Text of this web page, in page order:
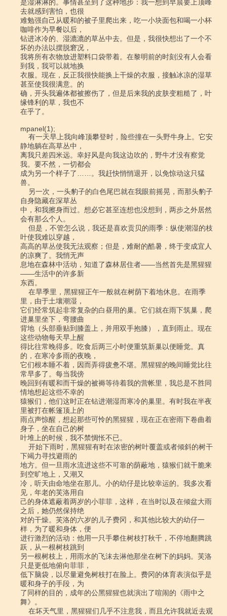
是湿淋淋的。事情甚至到了这种地步：我一想到早晨要上顶峰
去就感到害怕，也很
难勉强自己从暖和的被子里爬出来，吃一小块面包和喝一小杯
咖啡作为早餐以后，
钻进冰冷的、湿漉漉的草丛中去。但是，我很快想出了一个不
坏的办法以摆脱窘况，
我将所有衣物放进塑料口袋带着。在黎明前的时刻没有人会看
到我，我可以就地换
衣服。现在，反正我很快能换上干燥的衣服，接触冰凉的湿草
甚至使我很满意。的
确，开头我遍体都被擦伤了，但是后来我的皮肤变粗糙了，叶
缘锋利的草，我也不
在乎了。
mpanel(1);
静地躺在高草丛中，
离我只差四米远。幸好风是向我这边吹的，野牛才没有察觉
我。要不然，一切都会
成为另一个样子了……。我赶快悄悄退开，以免惊动这只猛
兽。
自身隐藏在深草丛
中，和我擦身而过。想必它甚至连想也没想到，两步之外居然
会有那么个人。
叶使我难以穿越，
高高的草丛使我无法观察；但是，难耐的酷暑，终于变成宜人
的凉爽了。我悄无声
息地在森林中活动，知道了森林居住者――当然首先是黑猩猩
――生活中的许多新
东西。
里，由于土壤潮湿，
它们经常筑起非常复杂的白昼用的巢。它们就在雨下筑巢，爬
进巢里坐下，弯腰曲
背地（头部垂贴到膝盖上，并用双手抱膝），直到雨止。现在
这些动物每天早上醒
得比往常晚得多。吃食后两三小时便重筑新巢以便睡觉。真
的，在寒冷多雨的夜晚，
它们根本睡不着，因而弄得疲惫不堪。黑猩猩的晚间睡觉比往
常早多了。每当我傍
晚回到有暖和而干燥的被褥等待着我的营帐里，我总是不胜同
情地想起这些不幸的
猿猴们，他们这时正在钻进潮湿而寒冷的巢里。有时我在半夜
里被打在帐篷顶上的
雨点声惊醒，想起那些可怜的黑猩猩，现在正在密雨下卷曲着
身子，坐在自己的树
叶堆上的时候，我不禁惆怅不已。
下竭力寻找避雨的
地方。但一旦雨水流进这些不可靠的荫蔽地，猿猴们就干脆来
到空旷地上，又潮又
冷，听天由命地坐在那儿。小的幼仔是比较幸运的。我多次看
见，年老的芙洛用自
己的身体遮蔽着两岁的小菲菲，这样，在当时以及在倾盆大雨
之后，她仍然保持绝
对的干燥。芙洛的六岁的儿子费冈，和其他比较大的幼仔一
样，为了暖和身体，便
进行激烈的活动：他用一只手攀住树枝打秋千，不停地翻腾跳
跃，从一根树枝跳到
另一根树枝上，用雨水的飞沫去淋他那坐在树下的妈妈。芙洛
只是更低地俯向菲菲，
低下脑袋，以尽量避免树枝打在脸上。费冈的体育表演似乎是
暖和身子的手段，为
了同样的目的，成年的公黑猩猩也就演出了喧闹的《雨中之
舞》。